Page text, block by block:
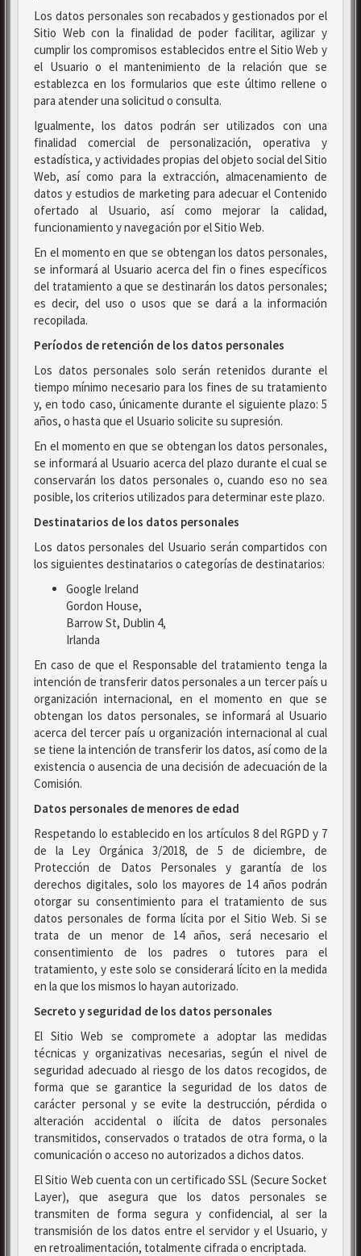
Los datos personales son recabados y gestionados por el
Sitio Web con la finalidad de poder facilitar, agilizar y
cumplir los compromisos establecidos entre el Sitio Web y
el Usuario o el mantenimiento de la relación que se
establezca en los formularios que este último rellene o
para atender una solicitud o consulta.
Igualmente, los datos podrán ser utilizados con una
finalidad comercial de personalización, operativa y
estadística, y actividades propias del objeto social del Sitio
Web, así como para la extracción, almacenamiento de
datos y estudios de marketing para adecuar el Contenido
ofertado al Usuario, así como mejorar la calidad,
funcionamiento y navegación por el Sitio Web.
En el momento en que se obtengan los datos personales,
se informará al Usuario acerca del fin o fines específicos
del tratamiento a que se destinarán los datos personales;
es decir, del uso o usos que se dará a la información
recopilada.
Períodos de retención de los datos personales
Los datos personales solo serán retenidos durante el
tiempo mínimo necesario para los fines de su tratamiento
y, en todo caso, únicamente durante el siguiente plazo: 5
años, o hasta que el Usuario solicite su supresión.
En el momento en que se obtengan los datos personales,
se informará al Usuario acerca del plazo durante el cual se
conservarán los datos personales o, cuando eso no sea
posible, los criterios utilizados para determinar este plazo.
Destinatarios de los datos personales
Los datos personales del Usuario serán compartidos con
los siguientes destinatarios o categorías de destinatarios:
Google Ireland
Gordon House,
Barrow St, Dublin 4,
Irlanda
En caso de que el Responsable del tratamiento tenga la
intención de transferir datos personales a un tercer país u
organización internacional, en el momento en que se
obtengan los datos personales, se informará al Usuario
acerca del tercer país u organización internacional al cual
se tiene la intención de transferir los datos, así como de la
existencia o ausencia de una decisión de adecuación de la
Comisión.
Datos personales de menores de edad
Respetando lo establecido en los artículos 8 del RGPD y 7
de la Ley Orgánica 3/2018, de 5 de diciembre, de
Protección de Datos Personales y garantía de los
derechos digitales, solo los mayores de 14 años podrán
otorgar su consentimiento para el tratamiento de sus
datos personales de forma lícita por el Sitio Web. Si se
trata de un menor de 14 años, será necesario el
consentimiento de los padres o tutores para el
tratamiento, y este solo se considerará lícito en la medida
en la que los mismos lo hayan autorizado.
Secreto y seguridad de los datos personales
El Sitio Web se compromete a adoptar las medidas
técnicas y organizativas necesarias, según el nivel de
seguridad adecuado al riesgo de los datos recogidos, de
forma que se garantice la seguridad de los datos de
carácter personal y se evite la destrucción, pérdida o
alteración accidental o ilícita de datos personales
transmitidos, conservados o tratados de otra forma, o la
comunicación o acceso no autorizados a dichos datos.
El Sitio Web cuenta con un certificado SSL (Secure Socket
Layer), que asegura que los datos personales se
transmiten de forma segura y confidencial, al ser la
transmisión de los datos entre el servidor y el Usuario, y
en retroalimentación, totalmente cifrada o encriptada.